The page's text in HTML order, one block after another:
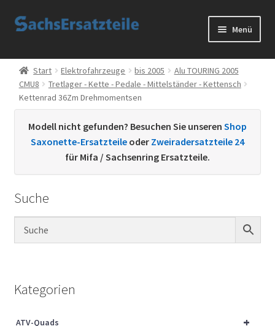
Zur
Zum
Menü
Start
AGB
Datenschutzerklärung
Sachs Ersatzteile
Über uns
Vertrag widerrufen
Start Elektrofahrzeuge bis 2005
Alu TOURING 2005
CMU8
Tretlager - Kette - Pedale - Mittelständer - Kettensch
Kettenrad 36Zm Drehmomentsen
Modell nicht gefunden? Besuchen Sie unseren Shop
Saxonette-Ersatzteile oder Zweiradersatzteile 24
für Mifa / Sachsenring Ersatzteile.
Suche
Kategorien
+
ATV-Quads